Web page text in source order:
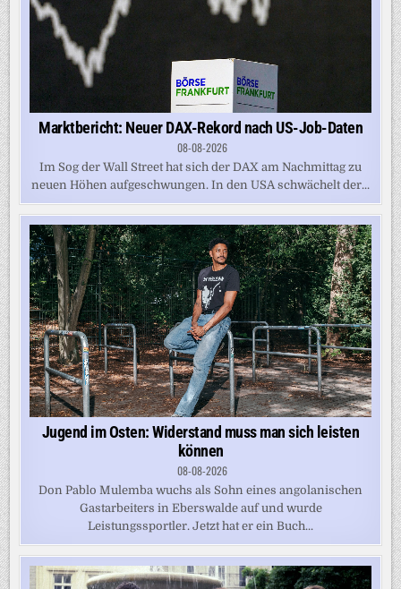
Marktbericht: Neuer DAX-Rekord nach US-Job-Daten
08-08-2026
Im Sog der Wall Street hat sich der DAX am Nachmittag zu
neuen Höhen aufgeschwungen. In den USA schwächelt der...
Jugend im Osten: Widerstand muss man sich leisten
können
08-08-2026
Don Pablo Mulemba wuchs als Sohn eines angolanischen
Gastarbeiters in Eberswalde auf und wurde
Leistungssportler. Jetzt hat er ein Buch...